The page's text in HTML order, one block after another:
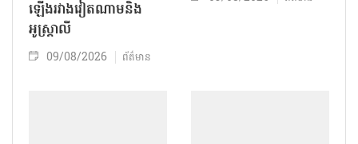
ឡើងរវាងវៀតណាមនិង
អូស្ត្រាលី
09/08/2026 ព័ត៌មាន